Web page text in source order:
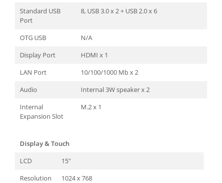
Standard USB
Port
8, USB 3.0 x 2 + USB 2.0 x 6
OTG USB
N/A
Display Port
HDMI x 1
LAN Port
10/100/1000 Mb x 2
Audio
Internal 3W speaker x 2
Internal
Expansion Slot
M.2 x 1
Display & Touch
LCD
15"
Resolution
1024 x 768